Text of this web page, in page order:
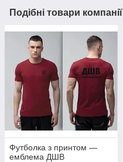
Подібні товари компанії
Футболка з принтом —
емблема ДШВ